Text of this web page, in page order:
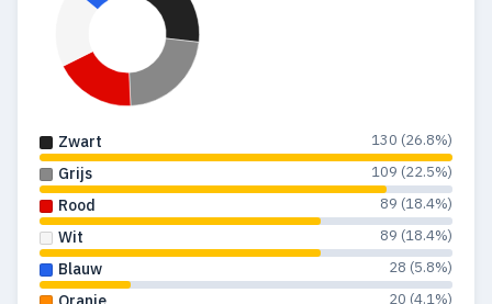
Zwart 130 (26.8%)
Grijs 109 (22.5%)
Rood 89 (18.4%)
Wit 89 (18.4%)
Blauw 28 (5.8%)
20 (4.1%)